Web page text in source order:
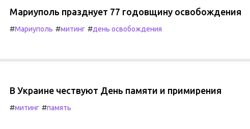
Мариуполь празднует 77 годовщину освобождения
#Мариуполь #митинг #день освобождения
В Украине чествуют День памяти и примирения
#митинг #память